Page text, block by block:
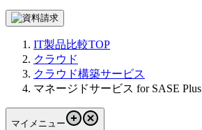
IT製品比較TOP
クラウド
クラウド構築サービス
マネージドサービス for SASE Plus
マイメニュー